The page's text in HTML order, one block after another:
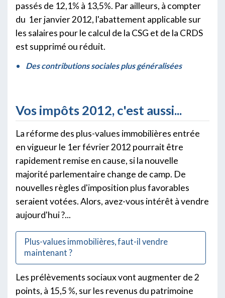
passés de 12,1% à 13,5%. Par ailleurs, à compter
du 1er janvier 2012, l'abattement applicable sur
les salaires pour le calcul de la CSG et de la CRDS
est supprimé ou réduit.
Des contributions sociales plus généralisées
Vos impôts 2012, c'est aussi...
La réforme des plus-values immobilières entrée
en vigueur le 1er février 2012 pourrait être
rapidement remise en cause, si la nouvelle
majorité parlementaire change de camp. De
nouvelles règles d'imposition plus favorables
seraient votées. Alors, avez-vous intérêt à vendre
aujourd'hui ?...
Plus-values immobilières, faut-il vendre
maintenant ?
Les prélèvements sociaux vont augmenter de 2
points, à 15,5 %, sur les revenus du patrimoine